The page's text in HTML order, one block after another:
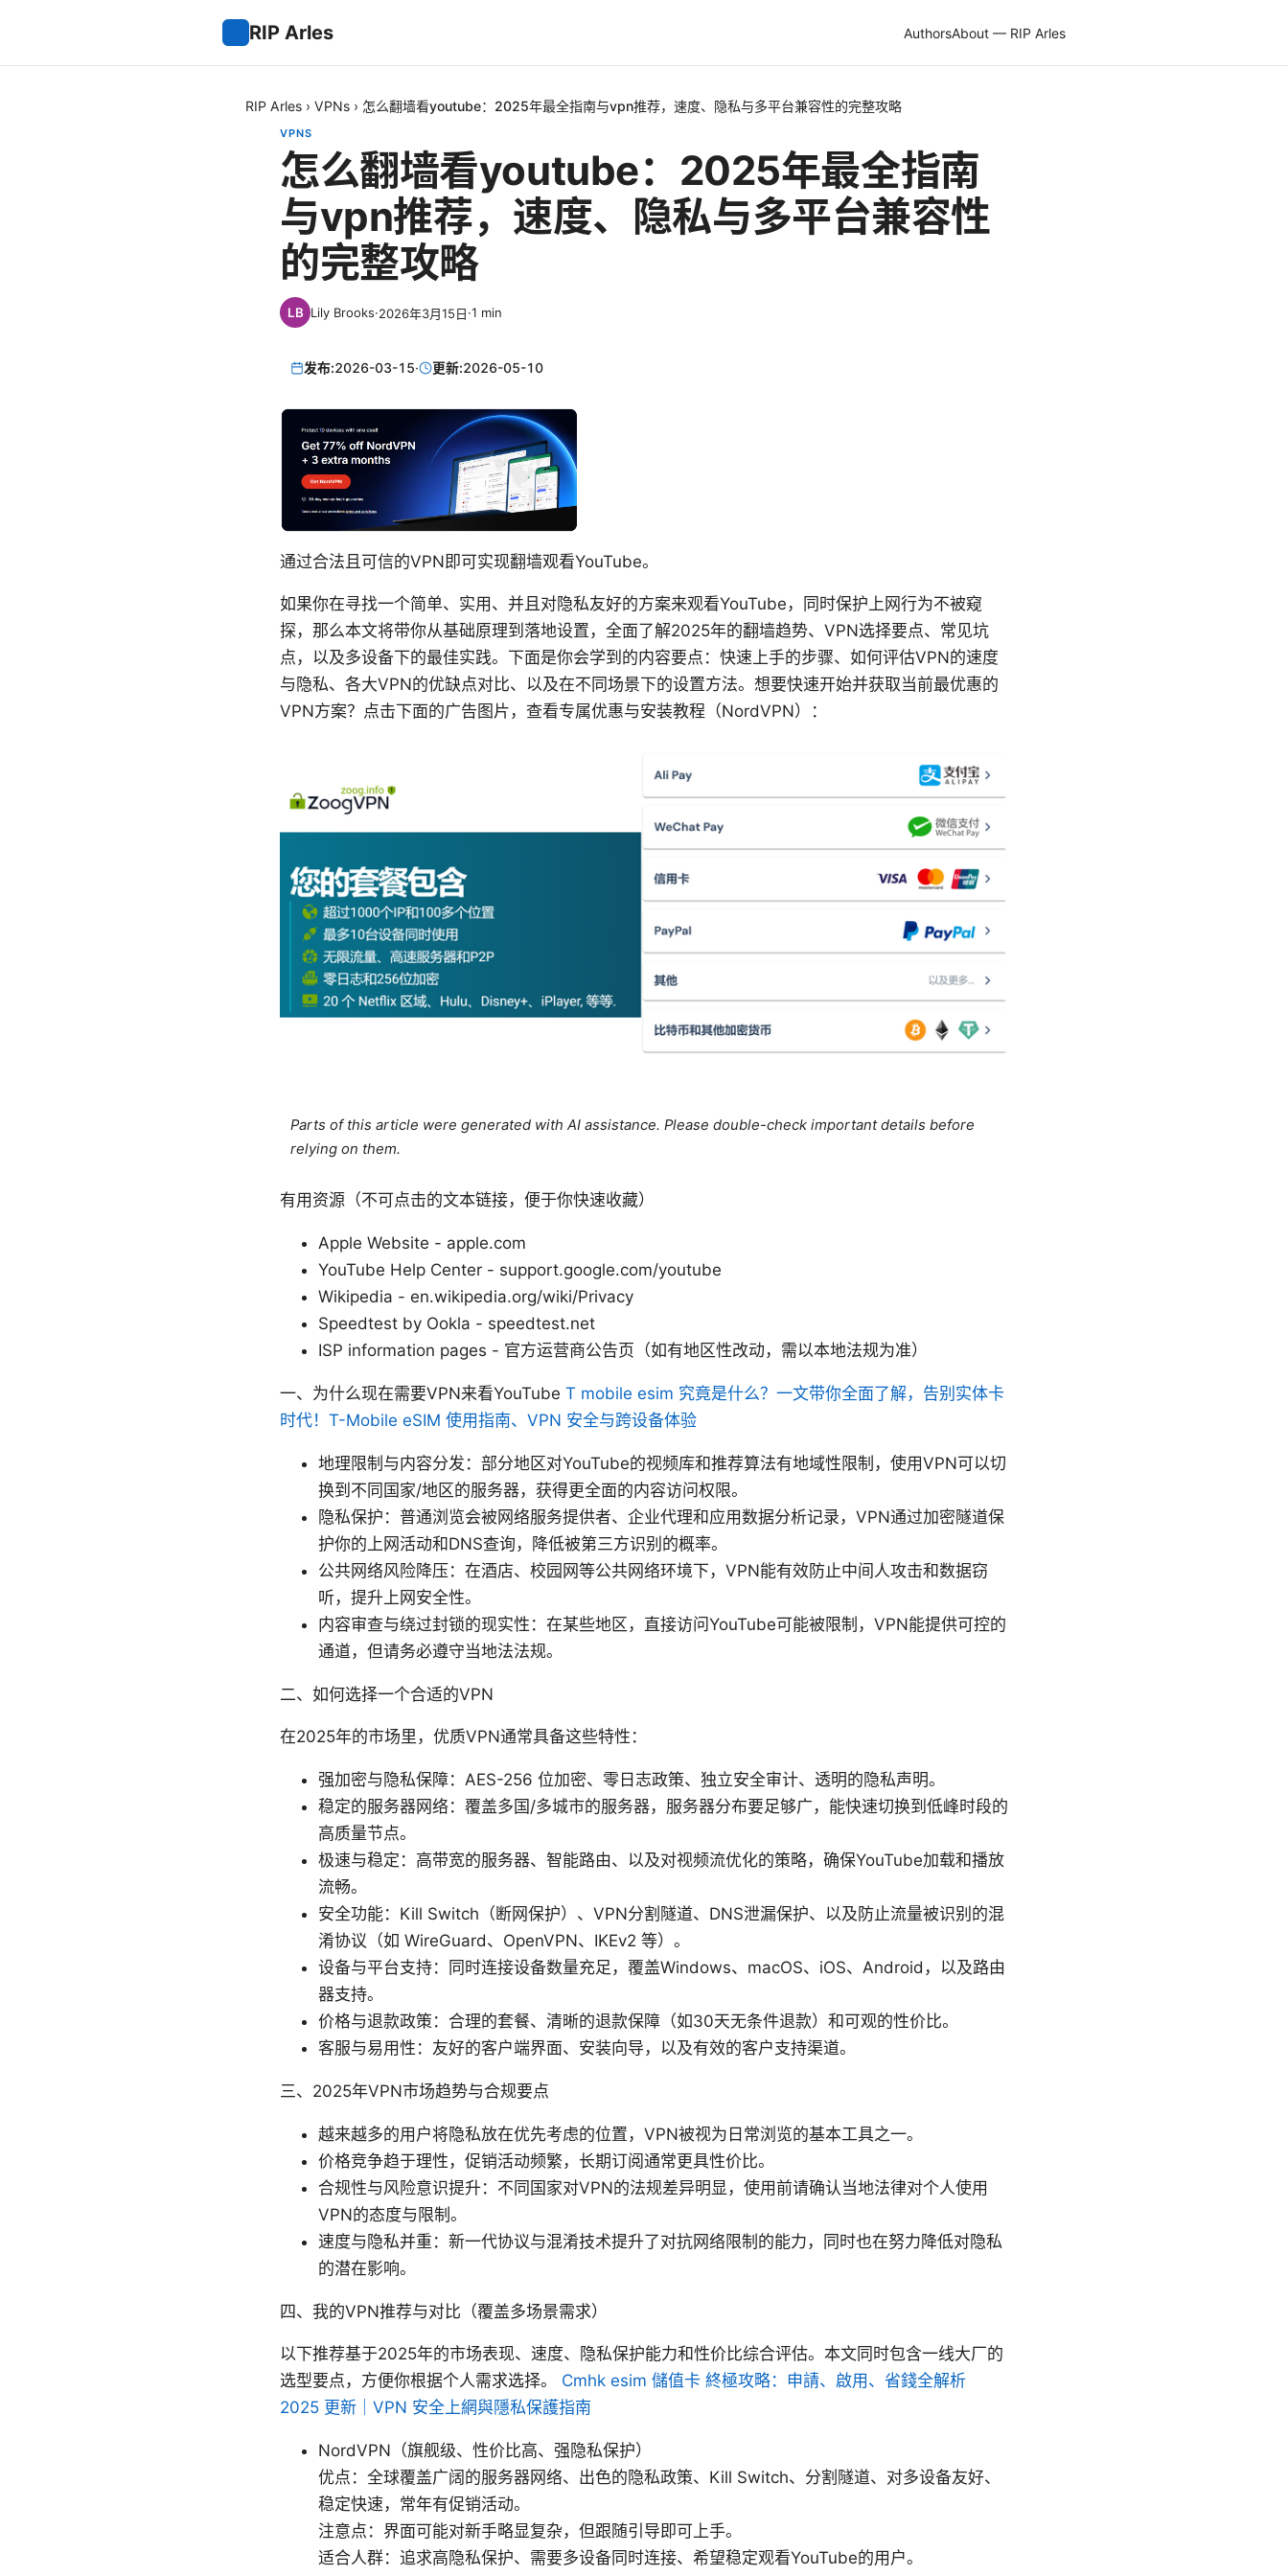
RIP Arles AuthorsAbout — RIP Arles
RIP Arles › VPNs › 怎么翻墙看youtube：2025年最全指南与vpn推荐，速度、隐私与多平台兼容性的完整攻略
VPNS
怎么翻墙看youtube：2025年最全指南
与vpn推荐，速度、隐私与多平台兼容性
的完整攻略
Lily Brooks·2026年3月15日·1 min
发布:2026-03-15· 更新:2026-05-10
通过合法且可信的VPN即可实现翻墙观看YouTube。
如果你在寻找一个简单、实用、并且对隐私友好的方案来观看YouTube，同时保护上网行为不被窥
探，那么本文将带你从基础原理到落地设置，全面了解2025年的翻墙趋势、VPN选择要点、常见坑
点，以及多设备下的最佳实践。下面是你会学到的内容要点：快速上手的步骤、如何评估VPN的速度
与隐私、各大VPN的优缺点对比、以及在不同场景下的设置方法。想要快速开始并获取当前最优惠的
VPN方案？点击下面的广告图片，查看专属优惠与安装教程（NordVPN）：
Parts of this article were generated with AI assistance. Please double-check important details before
relying on them.
有用资源（不可点击的文本链接，便于你快速收藏）
Apple Website - apple.com
YouTube Help Center - support.google.com/youtube
Wikipedia - en.wikipedia.org/wiki/Privacy
Speedtest by Ookla - speedtest.net
ISP information pages - 官方运营商公告页（如有地区性改动，需以本地法规为准）
一、为什么现在需要VPN来看YouTube T mobile esim 究竟是什么？一文带你全面了解，告别实体卡
时代！T-Mobile eSIM 使用指南、VPN 安全与跨设备体验
地理限制与内容分发：部分地区对YouTube的视频库和推荐算法有地域性限制，使用VPN可以切
换到不同国家/地区的服务器，获得更全面的内容访问权限。
隐私保护：普通浏览会被网络服务提供者、企业代理和应用数据分析记录，VPN通过加密隧道保
护你的上网活动和DNS查询，降低被第三方识别的概率。
公共网络风险降压：在酒店、校园网等公共网络环境下，VPN能有效防止中间人攻击和数据窃
听，提升上网安全性。
内容审查与绕过封锁的现实性：在某些地区，直接访问YouTube可能被限制，VPN能提供可控的
通道，但请务必遵守当地法法规。
二、如何选择一个合适的VPN
在2025年的市场里，优质VPN通常具备这些特性：
强加密与隐私保障：AES-256 位加密、零日志政策、独立安全审计、透明的隐私声明。
稳定的服务器网络：覆盖多国/多城市的服务器，服务器分布要足够广，能快速切换到低峰时段的
高质量节点。
极速与稳定：高带宽的服务器、智能路由、以及对视频流优化的策略，确保YouTube加载和播放
流畅。
安全功能：Kill Switch（断网保护）、VPN分割隧道、DNS泄漏保护、以及防止流量被识别的混
淆协议（如 WireGuard、OpenVPN、IKEv2 等）。
设备与平台支持：同时连接设备数量充足，覆盖Windows、macOS、iOS、Android，以及路由
器支持。
价格与退款政策：合理的套餐、清晰的退款保障（如30天无条件退款）和可观的性价比。
客服与易用性：友好的客户端界面、安装向导，以及有效的客户支持渠道。
三、2025年VPN市场趋势与合规要点
越来越多的用户将隐私放在优先考虑的位置，VPN被视为日常浏览的基本工具之一。
价格竞争趋于理性，促销活动频繁，长期订阅通常更具性价比。
合规性与风险意识提升：不同国家对VPN的法规差异明显，使用前请确认当地法律对个人使用
VPN的态度与限制。
速度与隐私并重：新一代协议与混淆技术提升了对抗网络限制的能力，同时也在努力降低对隐私
的潜在影响。
四、我的VPN推荐与对比（覆盖多场景需求）
以下推荐基于2025年的市场表现、速度、隐私保护能力和性价比综合评估。本文同时包含一线大厂的
选型要点，方便你根据个人需求选择。 Cmhk esim 儲值卡 終極攻略：申請、啟用、省錢全解析
2025 更新｜VPN 安全上網與隱私保護指南
NordVPN（旗舰级、性价比高、强隐私保护）
优点：全球覆盖广阔的服务器网络、出色的隐私政策、Kill Switch、分割隧道、对多设备友好、
稳定快速，常年有促销活动。
注意点：界面可能对新手略显复杂，但跟随引导即可上手。
适合人群：追求高隐私保护、需要多设备同时连接、希望稳定观看YouTube的用户。